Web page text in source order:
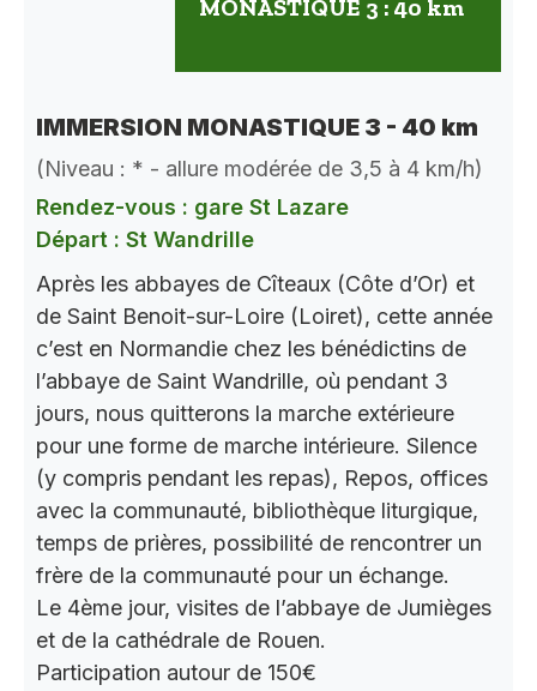
MONASTIQUE 3 : 40 km
IMMERSION MONASTIQUE 3 - 40 km
(Niveau : * - allure modérée de 3,5 à 4 km/h)
Rendez-vous : gare St Lazare
Départ : St Wandrille
Après les abbayes de Cîteaux (Côte d’Or) et
de Saint Benoit-sur-Loire (Loiret), cette année
c’est en Normandie chez les bénédictins de
l’abbaye de Saint Wandrille, où pendant 3
jours, nous quitterons la marche extérieure
pour une forme de marche intérieure. Silence
(y compris pendant les repas), Repos, offices
avec la communauté, bibliothèque liturgique,
temps de prières, possibilité de rencontrer un
frère de la communauté pour un échange.
Le 4ème jour, visites de l’abbaye de Jumièges
et de la cathédrale de Rouen.
Participation autour de 150€